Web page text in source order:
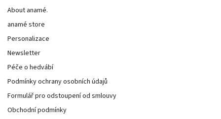
About anamé.
anamé store
Personalizace
Newsletter
Péče o hedvábí
Podmínky ochrany osobních údajů
Formulář pro odstoupení od smlouvy
Obchodní podmínky